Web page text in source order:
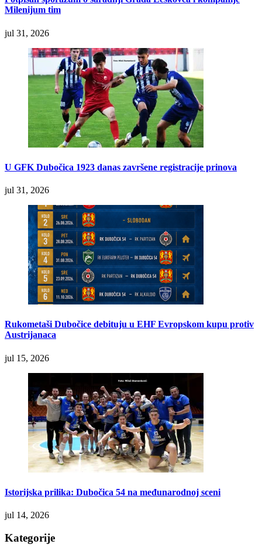
Milenijum tim
jul 31, 2026
U GFK Dubočica 1923 danas završene registracije prinova
jul 31, 2026
Rukometaši Dubočice debituju u EHF Evropskom kupu protiv
Austrijanaca
jul 15, 2026
Istorijska prilika: Dubočica 54 na međunarodnoj sceni
jul 14, 2026
Kategorije